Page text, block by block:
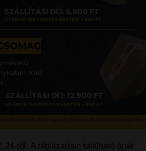
től. A táblázatban található árak